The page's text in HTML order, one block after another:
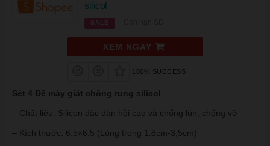
silicol
SALE
XEM NGAY
100% SUCCESS
Sét 4 Đế máy giặt chống rung silicol
– Chất liệu: Silicon đặc đàn hồi cao và chống lún, chống vỡ
– Kích thước: 6.5×6.5 (Lòng trong 1.8cm-3,5cm)